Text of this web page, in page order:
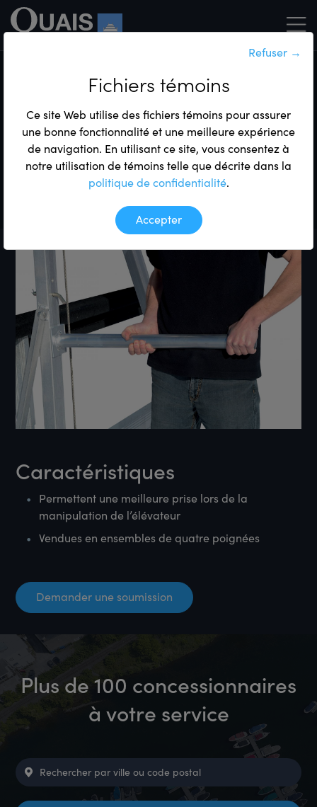
Élévateurs à bateaux
Poignées de
transport
Caractéristiques
Permettent une meilleure prise lors de la
manipulation de l’élévateur
Vendues en ensembles de quatre poignées
Demander une soumission
Plus de 100 concessionnaires
à votre service
Refuser →
Fichiers témoins
Ce site Web utilise des fichiers témoins pour assurer
une bonne fonctionnalité et une meilleure expérience
de navigation. En utilisant ce site, vous consentez à
notre utilisation de témoins telle que décrite dans la
politique de confidentialité.
Accepter